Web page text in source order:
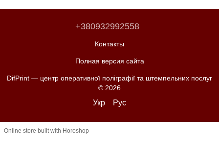
+380932992558
Контакты
Полная версия сайта
DifPrint — центр оперативної поліграфії та штемпельних послуг
© 2026
Укр Рус
Online store built with Horoshop